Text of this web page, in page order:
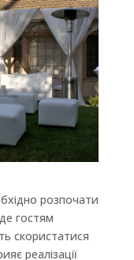
розпочати
гостям
скористатися
реалізації